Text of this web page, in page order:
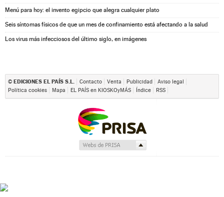
Menú para hoy: el invento egipcio que alegra cualquier plato
Seis síntomas físicos de que un mes de confinamiento está afectando a la salud
Los virus más infecciosos del último siglo, en imágenes
© EDICIONES EL PAÍS S.L. Contacto Venta Publicidad
Aviso legal
Política cookies
Mapa EL PAÍS en KIOSKOyMÁS Índice RSS